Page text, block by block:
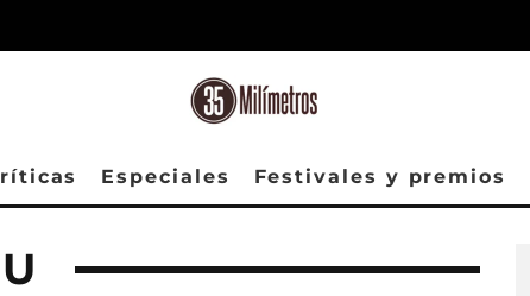
Especiales Festivales y premios